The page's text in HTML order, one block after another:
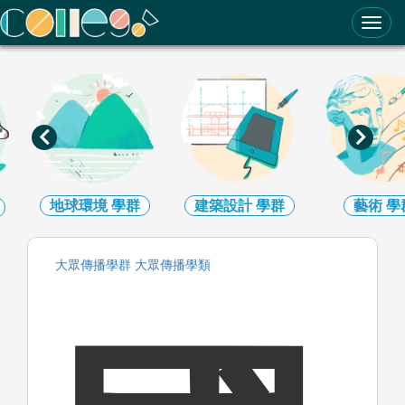
ColleGo! 大學選才與高中育才輔助系統
境 學群 建築設計 學群 藝術
大眾傳播學群 大眾傳播學類